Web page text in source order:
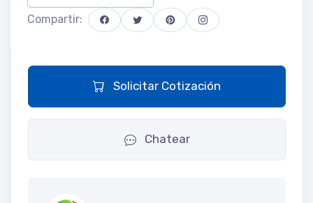
Compartir:
Solicitar Cotización
Chatear